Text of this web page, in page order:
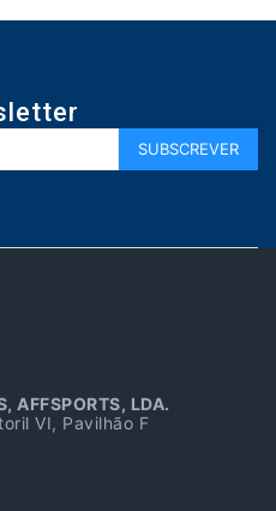
AFFSPORTS, LDA.
VI, Pavilhão F